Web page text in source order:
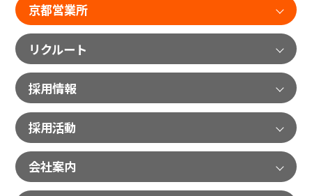
京都営業所
リクルート
採用情報
採用活動
会社案内